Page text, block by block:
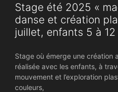
Stage été 2025 «
danse et création
juillet, enfants 5 à 12
Stage où émerge une création
réalisée avec les enfants, à
mouvement et l’exploration
couleurs,